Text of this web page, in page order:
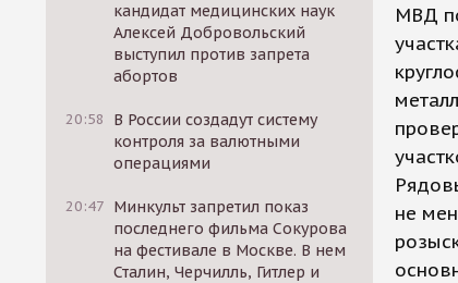
кандидат медицинских наук
Алексей Добровольский
выступил против запрета
абортов
20:58
В России создадут систему
контроля за валютными
операциями
20:47 Минкульт запретил показ
последнего фильма Сокурова
на фестивале в Москве. В нем
Сталин, Черчилль, Гитлер и
МВД
не